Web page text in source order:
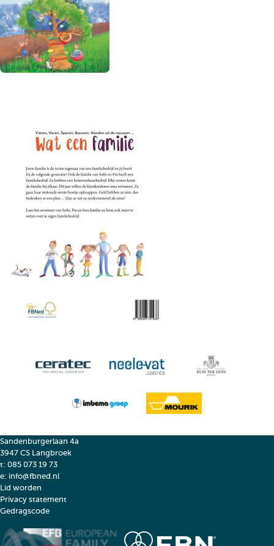
Sandenburgerlaan 4a
3947 CS Langbroek
t: 085 073 19 73
e: info@fbned.nl
Lid worden
Privacy statement
Gedragscode